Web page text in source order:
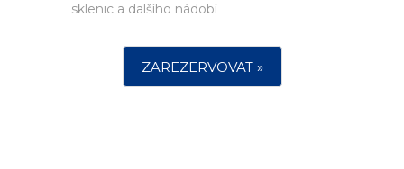
sklenic a dalšího nádobí
ZAREZERVOVAT »